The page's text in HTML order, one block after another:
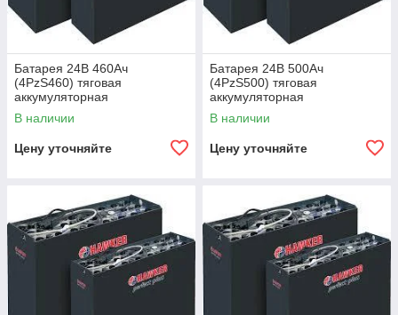
Батарея 24В 460Ач
(4PzS460) тяговая
аккумуляторная
В наличии
Цену уточняйте
Батарея 24В 500Ач
(4PzS500) тяговая
аккумуляторная
В наличии
Цену уточняйте